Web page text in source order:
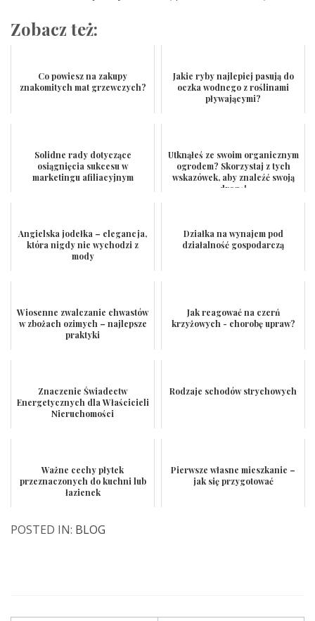
Zobacz też:
Co powiesz na zakupy
znakomitych mat grzewczych?
Jakie ryby najlepiej pasują do
oczka wodnego z roślinami
pływającymi?
Solidne rady dotyczące
osiągnięcia sukcesu w
marketingu afiliacyjnym
Utknąłeś ze swoim organicznym
ogrodem? Skorzystaj z tych
wskazówek, aby znaleźć swoją
drogę!
Angielska jodełka – elegancja,
która nigdy nie wychodzi z
mody
Działka na wynajem pod
działalność gospodarczą
Wiosenne zwalczanie chwastów
w zbożach ozimych – najlepsze
praktyki
Jak reagować na czerń
krzyżowych - chorobę upraw?
Znaczenie Świadectw
Energetycznych dla Właścicieli
Nieruchomości
Rodzaje schodów strychowych
Ważne cechy płytek
przeznaczonych do kuchni lub
łazienek
Pierwsze własne mieszkanie –
jak się przygotować
POSTED IN: BLOG